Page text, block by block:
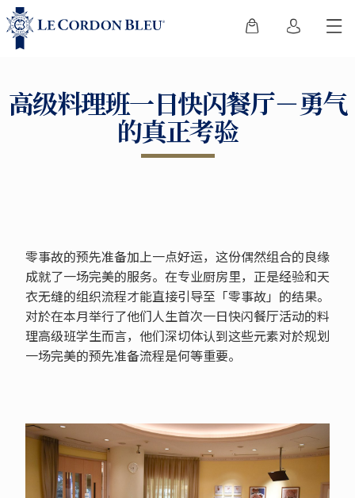
高级料理班一日快闪餐厅－勇气
的真正考验
零事故的预先准备加上一点好运，这份偶然组合的良缘
成就了一场完美的服务。在专业厨房里，正是经验和天
衣无缝的组织流程才能直接引导至「零事故」的结果。
对於在本月举行了他们人生首次一日快闪餐厅活动的料
理高级班学生而言，他们深切体认到这些元素对於规划
一场完美的预先准备流程是何等重要。